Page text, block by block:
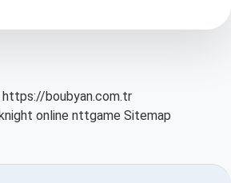
https://boubyan.com.tr
online nttgame Sitemap